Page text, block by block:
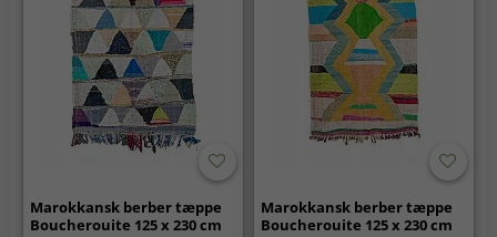
Marokkansk berber tæppe
Boucherouite 125 x 230 cm
Marokkansk berber tæppe
Boucherouite 125 x 230 cm